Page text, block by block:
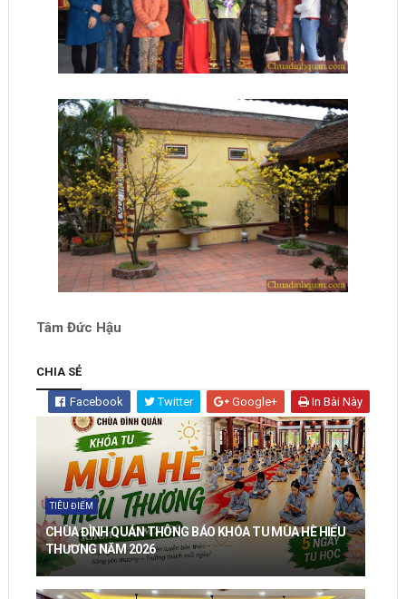
Tâm Đức Hậu
CHIA SẺ
Facebook Twitter Google+ In Bài Này
TIÊU ĐIỂM
CHÙA ĐÌNH QUÁN THÔNG BÁO KHÓA TU MÙA HÈ HIỂU
THƯƠNG NĂM 2026